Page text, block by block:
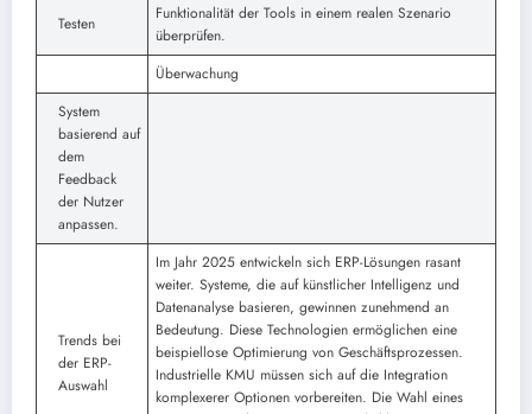
Testen
Funktionalität der Tools in einem realen Szenario
überprüfen.
Überwachung
System
basierend auf
dem
Feedback
der Nutzer
anpassen.
Trends bei
der ERP-
Auswahl
Im Jahr 2025 entwickeln sich ERP-Lösungen rasant
weiter. Systeme, die auf künstlicher Intelligenz und
Datenanalyse basieren, gewinnen zunehmend an
Bedeutung. Diese Technologien ermöglichen eine
beispiellose Optimierung von Geschäftsprozessen.
Industrielle KMU müssen sich auf die Integration
komplexerer Optionen vorbereiten. Die Wahl eines